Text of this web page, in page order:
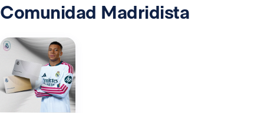
Comunidad Madridista